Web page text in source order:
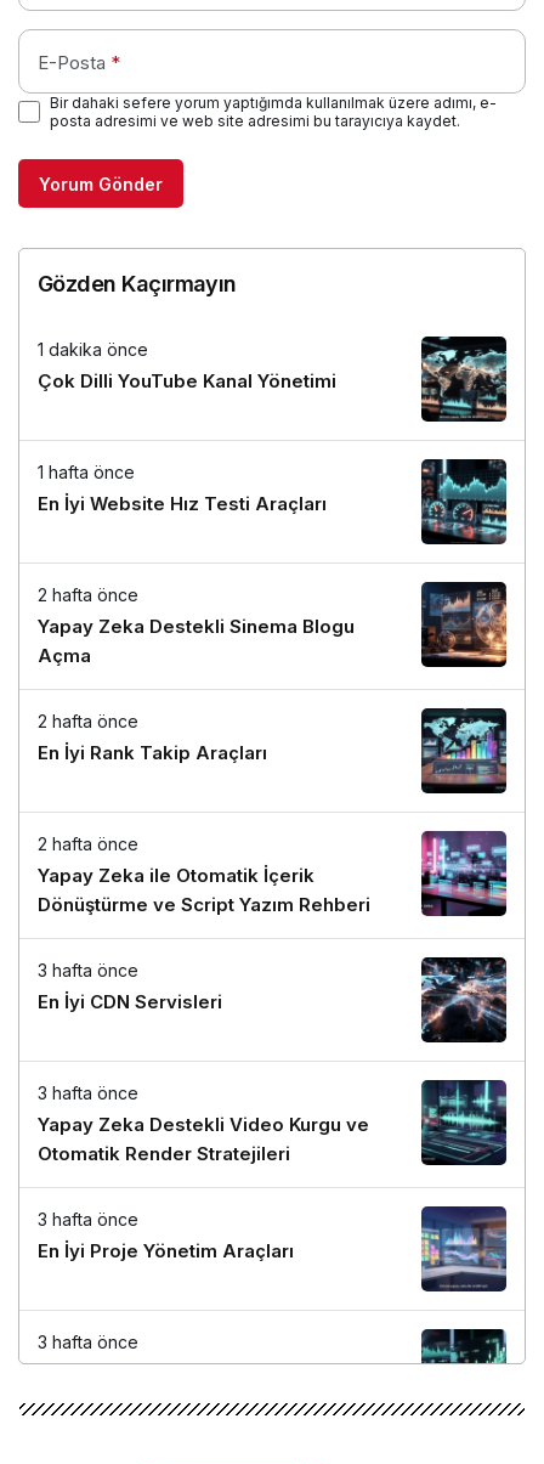
E-Posta *
Bir dahaki sefere yorum yaptığımda kullanılmak üzere adımı, e-
posta adresimi ve web site adresimi bu tarayıcıya kaydet.
Yorum Gönder
Gözden Kaçırmayın
1 dakika önce
Çok Dilli YouTube Kanal Yönetimi
1 hafta önce
En İyi Website Hız Testi Araçları
2 hafta önce
Yapay Zeka Destekli Sinema Blogu
Açma
2 hafta önce
En İyi Rank Takip Araçları
2 hafta önce
Yapay Zeka ile Otomatik İçerik
Dönüştürme ve Script Yazım Rehberi
3 hafta önce
En İyi CDN Servisleri
3 hafta önce
Yapay Zeka Destekli Video Kurgu ve
Otomatik Render Stratejileri
3 hafta önce
En İyi Proje Yönetim Araçları
3 hafta önce
Maksimizasyonu Kılavuzu